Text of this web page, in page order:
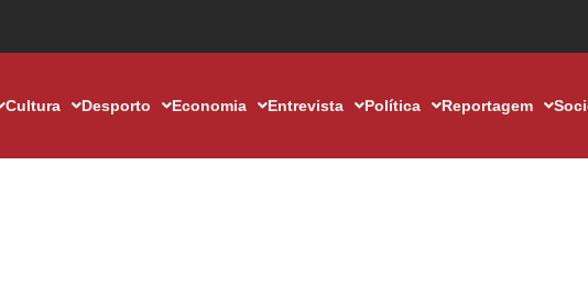
Cultura Desporto Economia Entrevista Política Reportagem